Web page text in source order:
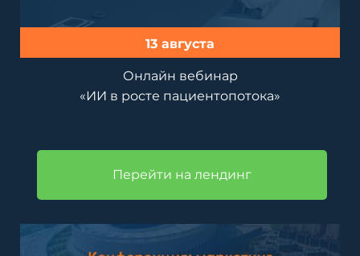
13 августа
Онлайн вебинар
«ИИ в росте пациентопотока»
Перейти на лендинг